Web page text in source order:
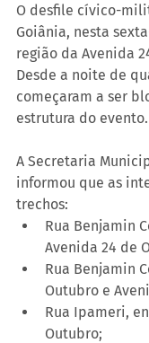
O desfile cívico-
Goiânia, nesta
região da Avenida
Desde a noite de
começaram a ser
estrutura do evento.
A Secretaria
informou que as
trechos:
Rua Benjamin
Avenida 24 de
Rua Benjamin
Outubro e
Rua Ipameri,
Outubro;